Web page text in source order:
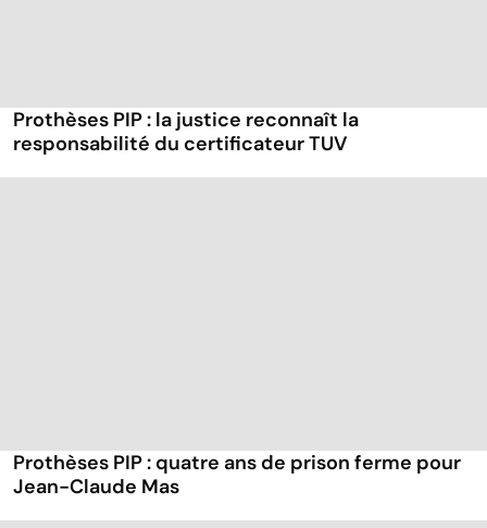
Prothèses PIP : la justice reconnaît la
responsabilité du certificateur TUV
Prothèses PIP : quatre ans de prison ferme pour
Jean-Claude Mas